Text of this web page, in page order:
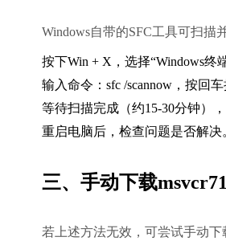
Windows自带的SFC工具可扫描
按下Win + X ，选择“Windows终
输入命令： sfc /scannow ，按回车
等待扫描完成（约15-30分钟）
重启电脑后，检查问题是否解决
三、手动下载
若上述方法无效，可尝试手动下